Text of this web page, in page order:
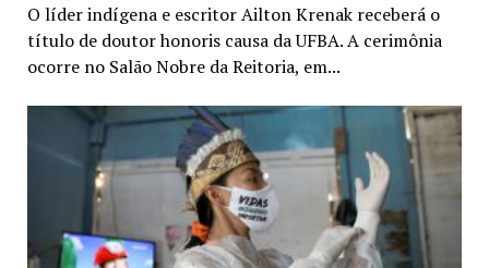
O líder indígena e escritor Ailton Krenak receberá o
título de doutor honoris causa da UFBA. A cerimônia
ocorre no Salão Nobre da Reitoria, em...